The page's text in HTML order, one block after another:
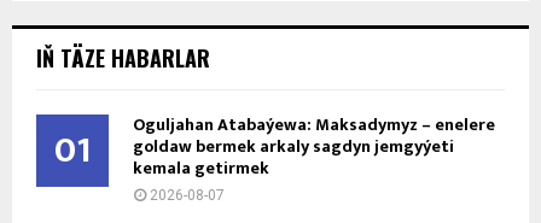
IŇ TÄZE HABARLAR
01 Oguljahan Atabaýewa: Maksadymyz – enelere
goldaw bermek arkaly sagdyn jemgyýeti
kemala getirmek
2026-08-07